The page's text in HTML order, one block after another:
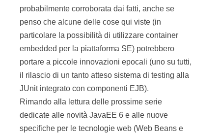
probabilmente corroborata dai fatti, anche se
penso che alcune delle cose qui viste (in
particolare la possibilità di utilizzare container
embedded per la piattaforma SE) potrebbero
portare a piccole innovazioni epocali (uno su tutti,
il rilascio di un tanto atteso sistema di testing alla
JUnit integrato con componenti EJB).
Rimando alla lettura delle prossime serie
dedicate alle novità JavaEE 6 e alle nuove
specifiche per le tecnologie web (Web Beans e